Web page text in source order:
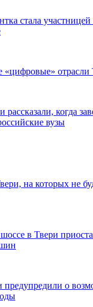
стала
«цифровые» отрасли
когда
вузы
на которых не
в Твери
предупредили о